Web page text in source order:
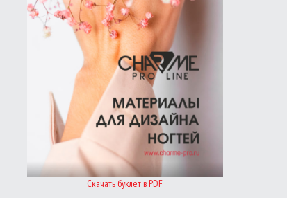
Скачать буклет в PDF